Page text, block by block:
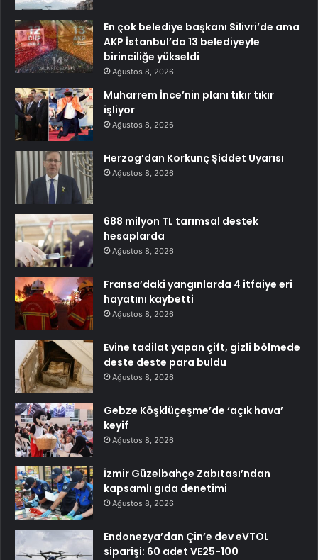
En çok belediye başkanı Silivri’de ama
AKP İstanbul’da 13 belediyeyle
birinciliğe yükseldi
Ağustos 8, 2026
Muharrem İnce’nin planı tıkır tıkır
işliyor
Ağustos 8, 2026
Herzog’dan Korkunç Şiddet Uyarısı
Ağustos 8, 2026
688 milyon TL tarımsal destek
hesaplarda
Ağustos 8, 2026
Fransa’daki yangınlarda 4 itfaiye eri
hayatını kaybetti
Ağustos 8, 2026
Evine tadilat yapan çift, gizli bölmede
deste deste para buldu
Ağustos 8, 2026
Gebze Köşklüçeşme’de ‘açık hava’
keyif
Ağustos 8, 2026
İzmir Güzelbahçe Zabıtası’ndan
kapsamlı gıda denetimi
Ağustos 8, 2026
Endonezya’dan Çin’e dev eVTOL
siparişi: 60 adet VE25-100